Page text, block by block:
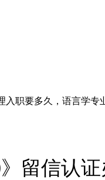
职要多久，语言学
留信认